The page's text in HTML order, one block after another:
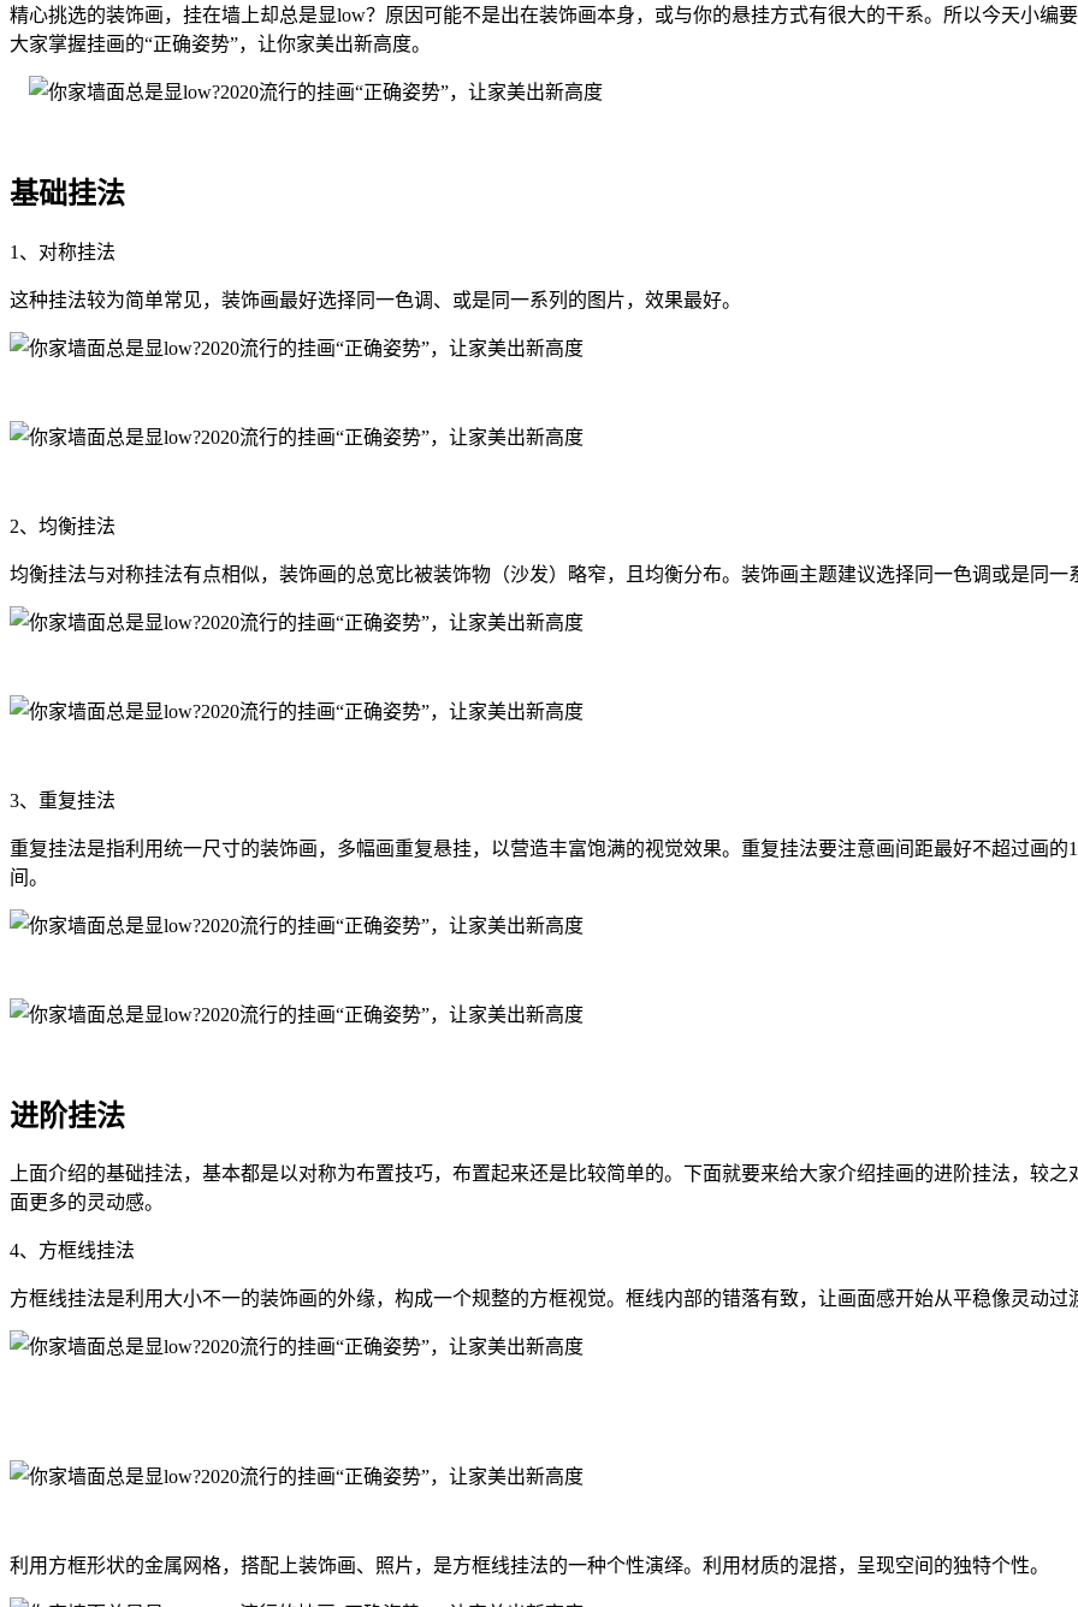
精心挑选的装饰画，挂在墙上却总是显low？原因可能不是出在装饰画本身，或与你的悬挂方式有很大的干系。所以今天小编
大家掌握挂画的“正确姿势”，让你家美出新高度。
基础挂法
1、对称挂法
这种挂法较为简单常见，装饰画最好选择同一色调、或是同一系列的图片，效果最好。
2、均衡挂法
均衡挂法与对称挂法有点相似，装饰画的总宽比被装饰物（沙发）略窄，且均衡分布。装饰画主题建议选择同一色调或是同一
3、重复挂法
重复挂法是指利用统一尺寸的装饰画，多幅画重复悬挂，以营造丰富饱满的视觉效果。重复挂法要注意画间距最好不超过画
间。
进阶挂法
上面介绍的基础挂法，基本都是以对称为布置技巧，布置起来还是比较简单的。下面就要来给大家介绍挂画的进阶挂法，较
面更多的灵动感。
4、方框线挂法
方框线挂法是利用大小不一的装饰画的外缘，构成一个规整的方框视觉。框线内部的错落有致，让画面感开始从平稳像灵动过
利用方框形状的金属网格，搭配上装饰画、照片，是方框线挂法的一种个性演绎。利用材质的混搭，呈现空间的独特个性。